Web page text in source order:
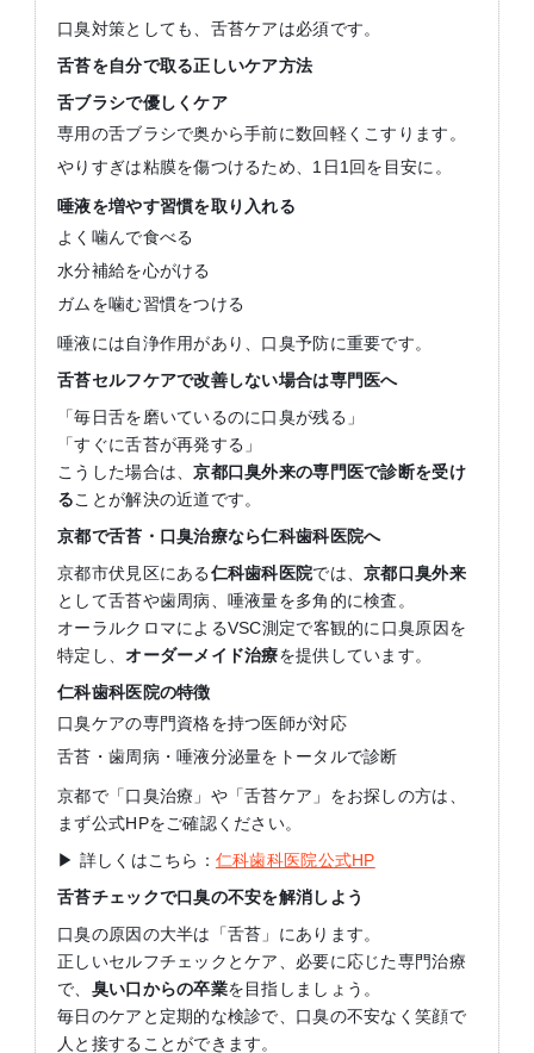
口臭対策としても、舌苔ケアは必須です。
舌苔を自分で取る正しいケア方法
舌ブラシで優しくケア
専用の舌ブラシで奥から手前に数回軽くこすります。
やりすぎは粘膜を傷つけるため、1日1回を目安に。
唾液を増やす習慣を取り入れる
よく噛んで食べる
水分補給を心がける
ガムを噛む習慣をつける
唾液には自浄作用があり、口臭予防に重要です。
舌苔セルフケアで改善しない場合は専門医へ
「毎日舌を磨いているのに口臭が残る」
「すぐに舌苔が再発する」
こうした場合は、京都口臭外来の専門医で診断を受け
ることが解決の近道です。
京都で舌苔・口臭治療なら仁科歯科医院へ
京都市伏見区にある仁科歯科医院では、京都口臭外来
として舌苔や歯周病、唾液量を多角的に検査。
オーラルクロマによるVSC測定で客観的に口臭原因を
特定し、オーダーメイド治療を提供しています。
仁科歯科医院の特徴
口臭ケアの専門資格を持つ医師が対応
舌苔・歯周病・唾液分泌量をトータルで診断
京都で「口臭治療」や「舌苔ケア」をお探しの方は、
まず公式HPをご確認ください。
▶ 詳しくはこちら： 仁科歯科医院公式HP
舌苔チェックで口臭の不安を解消しよう
口臭の原因の大半は「舌苔」にあります。
正しいセルフチェックとケア、必要に応じた専門治療
で、 臭い口からの卒業を目指しましょう。
毎日のケアと定期的な検診で、口臭の不安なく笑顔で
人と接することができます。